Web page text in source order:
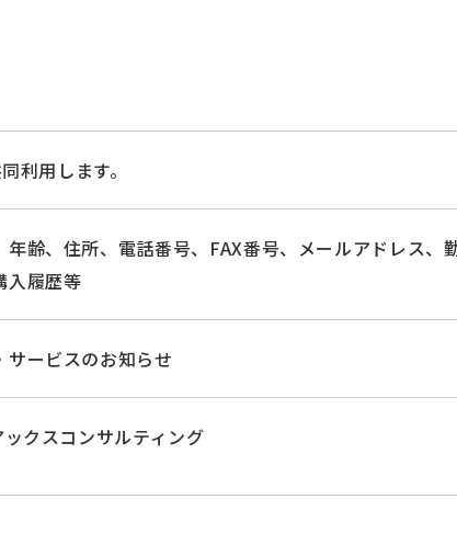
利用します。
年齢、住所、電話番号、FAX番号、メールアドレス、
入履歴等
サービスのお知らせ
クスコンサルティング